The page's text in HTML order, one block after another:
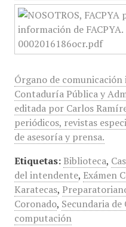
Órgano de
Contaduría Pública y
editada por Carlos
periódicos, revistas
de asesoría y prensa.
Etiquetas: Biblioteca,
del intendente, Exámen
Karatecas,
Coronado, Secundaria de
computación